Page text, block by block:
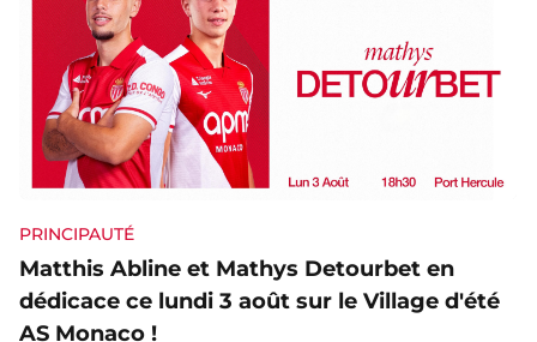
PRINCIPAUTÉ
Matthis Abline et Mathys Detourbet en
dédicace ce lundi 3 août sur le Village d'été
AS Monaco !